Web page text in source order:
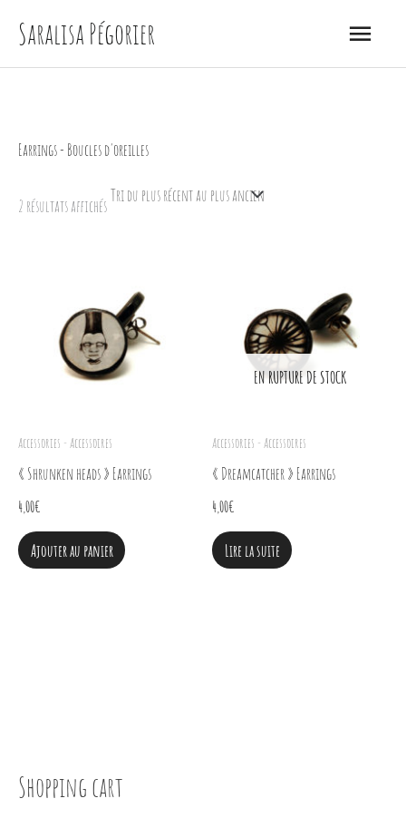
contenu
Saralisa Pégorier
Menu
Shopping cart
Earrings - Boucles d'oreilles
2 résultats affichésTrié
ancien
Accessories - Accessoires
« Shrunken heads » Earrings
4,00€
Ajouter au panier
EN RUPTURE DE STOCK
Accessories - Accessoires
« Dreamcatcher » Earrings
4,00€
Lire la suite